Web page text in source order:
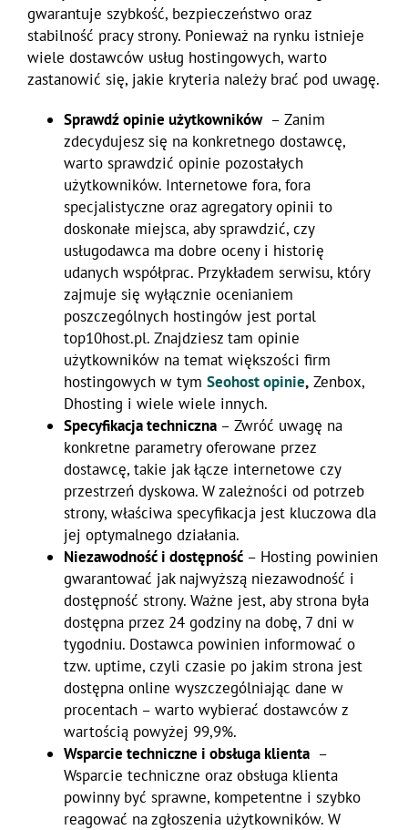
gwarantuje szybkość, bezpieczeństwo oraz
stabilność pracy strony. Ponieważ na rynku istnieje
wiele dostawców usług hostingowych, warto
zastanowić się, jakie kryteria należy brać pod uwagę.
Sprawdź opinie użytkowników– Zanim
zdecydujesz się na konkretnego dostawcę,
warto sprawdzić opinie pozostałych
użytkowników. Internetowe fora, fora
specjalistyczne oraz agregatory opinii to
doskonałe miejsca, aby sprawdzić, czy
usługodawca ma dobre oceny i historię
udanych współprac. Przykładem serwisu, który
zajmuje się wyłącznie ocenianiem
poszczególnych hostingów jest portal
top10host.pl. Znajdziesz tam opinie
użytkowników na temat większości firm
hostingowych w tym Seohost opinie, Zenbox,
Dhosting i wiele wiele innych.
Specyfikacja techniczna – Zwróć uwagę na
konkretne parametry oferowane przez
dostawcę, takie jak łącze internetowe czy
przestrzeń dyskowa. W zależności od potrzeb
strony, właściwa specyfikacja jest kluczowa dla
jej optymalnego działania.
Niezawodność i dostępność – Hosting powinien
gwarantować jak najwyższą niezawodność i
dostępność strony. Ważne jest, aby strona była
dostępna przez 24 godziny na dobę, 7 dni w
tygodniu. Dostawca powinien informować o
tzw. uptime, czyli czasie po jakim strona jest
dostępna online wyszczególniając dane w
procentach – warto wybierać dostawców z
wartością powyżej 99,9%.
Wsparcie techniczne i obsługa klienta –
Wsparcie techniczne oraz obsługa klienta
powinny być sprawne, kompetentne i szybko
reagować na zgłoszenia użytkowników. W